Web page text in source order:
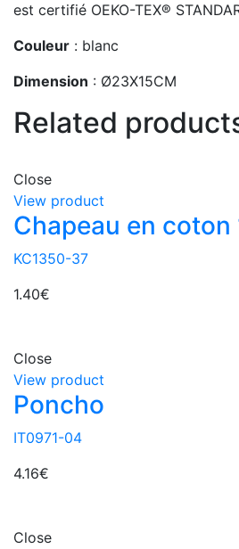
est certifié OEKO-TEX®
Couleur : blanc
Dimension : Ø23X15CM
Related
Close
View product
Chapeau en coton
KC1350-37
1.40€
Close
View product
Poncho
IT0971-04
4.16€
Close